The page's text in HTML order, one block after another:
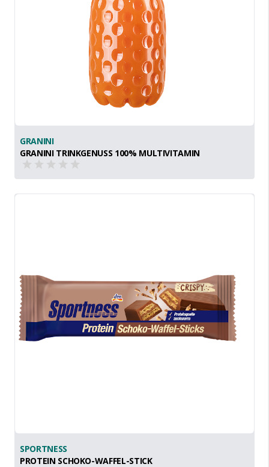
GRANINI
GRANINI TRINKGENUSS 100% MULTIVITAMIN
SPORTNESS
PROTEIN SCHOKO-WAFFEL-STICK